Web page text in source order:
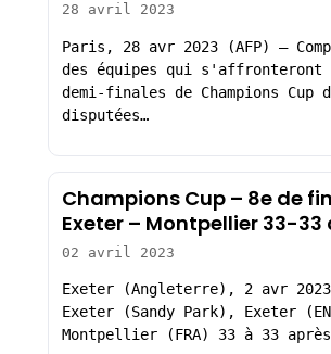
28 avril 2023
Paris, 28 avr 2023 (AFP) –
des équipes qui s'affronteront
demi-finales de Champions Cup
disputées…
Champions Cup – 8e de
Exeter – Montpellier 33-33
02 avril 2023
Exeter (Angleterre), 2 avr
Exeter (Sandy Park), Exeter
Montpellier (FRA) 33 à 33